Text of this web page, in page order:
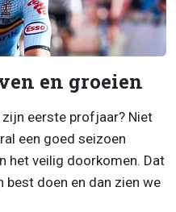
en groeien
eerste profjaar? Niet
een goed seizoen
het veilig doorkomen. Dat
doen en dan zien we